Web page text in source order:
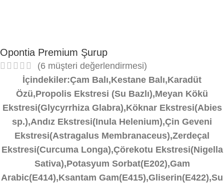
Opontia Premium Şurup
(6 müşteri değerlendirmesi)
İçindekiler:Çam Balı,Kestane Balı,Karadüt
Özü,Propolis Ekstresi (Su Bazlı),Meyan Kökü
Ekstresi(Glycyrrhiza Glabra),Köknar Ekstresi(Abies
sp.),Andız Ekstresi(Inula Helenium),Çin Geveni
Ekstresi(Astragalus Membranaceus),Zerdeçal
Ekstresi(Curcuma Longa),Çörekotu Ekstresi(Nigella
Sativa),Potasyum Sorbat(E202),Gam
Arabic(E414),Ksantam Gam(E415),Gliserin(E422),Su